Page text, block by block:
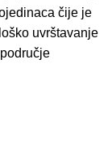
čije je
uvrštavanje